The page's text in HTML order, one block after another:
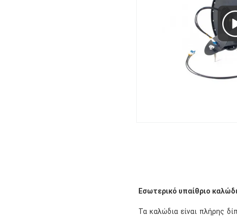
Εσωτερικό υπαίθριο
Τα καλώδια είναι πλήρης